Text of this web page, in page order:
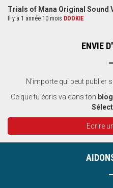
Trials of Mana Original Sound
Il y a 1 année 10 mois DOOKIE
ENVIE
N'importe qui peut publier
Ce que tu écris va dans ton blog
Ecrire